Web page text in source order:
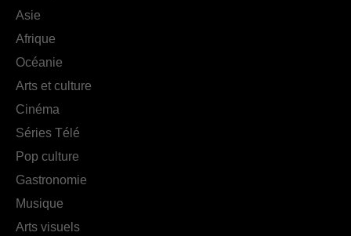
Asie
Afrique
Océanie
Arts et culture
Cinéma
Séries Télé
Pop culture
Gastronomie
Musique
Arts visuels